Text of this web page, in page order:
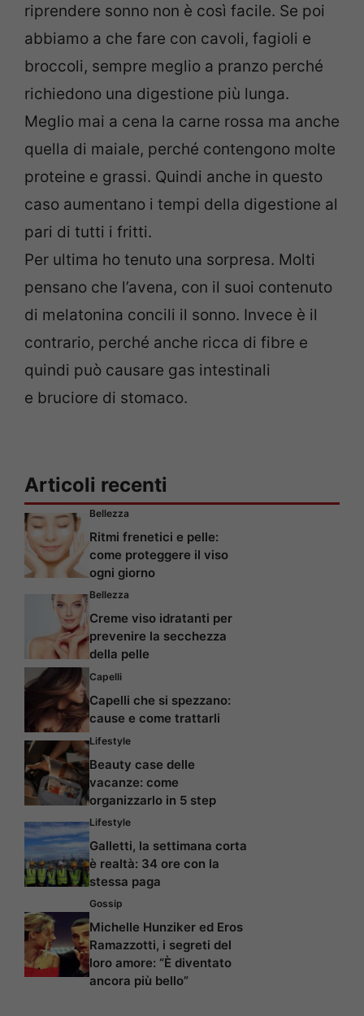
riprendere sonno non è così facile. Se poi
abbiamo a che fare con cavoli, fagioli e
broccoli, sempre meglio a pranzo perché
richiedono una digestione più lunga.
Meglio mai a cena la carne rossa ma anche
quella di maiale, perché contengono molte
proteine e grassi. Quindi anche in questo
caso aumentano i tempi della digestione al
pari di tutti i fritti.
Per ultima ho tenuto una sorpresa. Molti
pensano che l’avena, con il suoi contenuto
di melatonina concili il sonno. Invece è il
contrario, perché anche ricca di fibre e
quindi può causare gas intestinali
e bruciore di stomaco.
Articoli recenti
Bellezza
Ritmi frenetici e pelle:
come proteggere il viso
ogni giorno
Bellezza
Creme viso idratanti per
prevenire la secchezza
della pelle
Capelli
Capelli che si spezzano:
cause e come trattarli
Lifestyle
Beauty case delle
vacanze: come
organizzarlo in 5 step
Lifestyle
Galletti, la settimana corta
è realtà: 34 ore con la
stessa paga
Gossip
Michelle Hunziker ed Eros
Ramazzotti, i segreti del
loro amore: “È diventato
ancora più bello”